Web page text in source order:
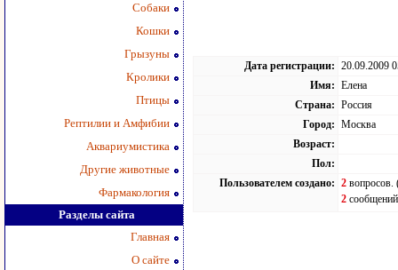
Собаки
Кошки
Грызуны
Кролики
Птицы
Рептилии и Амфибии
Аквариумистика
Другие животные
Фармакология
Разделы сайта
Главная
О сайте
Дата регистрации: 20.09.2009
Имя: Елена
Страна: Россия
Город: Москва
Возраст:
Пол:
Пользователем создано: 2 вопросов.
2